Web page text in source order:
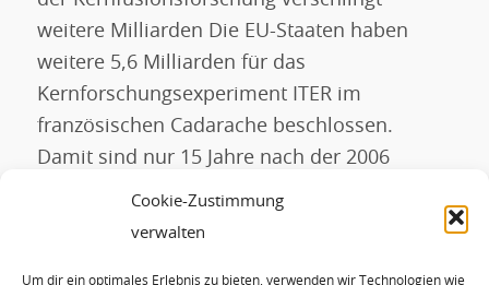
Cookie-Zustimmung
verwalten
Um dir ein optimales Erlebnis zu bieten, verwenden wir Technologien wie
weitere Milliarden Die EU-Staaten haben
weitere 5,6 Milliarden für das
Kernforschungsexperiment ITER im
französischen Cadarache beschlossen.
Damit sind nur 15 Jahre nach der 2006